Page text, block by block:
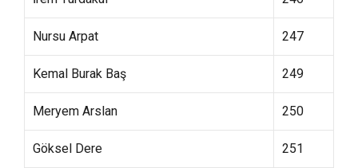
Nursu Arpat 247
Kemal Burak Baş 249
Meryem Arslan 250
Göksel Dere 251